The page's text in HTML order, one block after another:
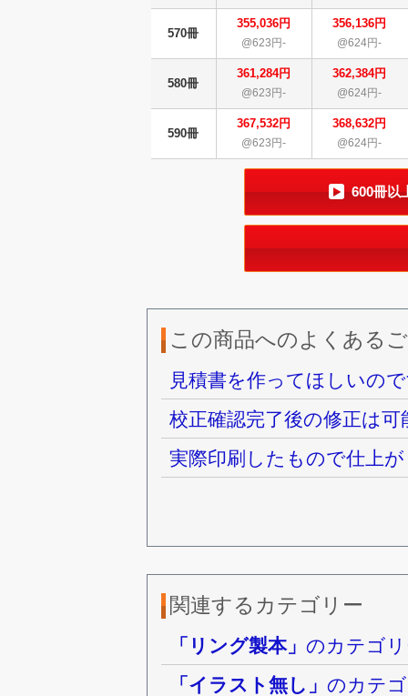
570冊
355,036円
@623円-
356,136円
@624円-
580冊
361,284円
@623円-
362,384円
@624円-
590冊
367,532円
@623円-
368,632円
@624円-
600冊以
この商品へのよくある
見積書を作ってほしいの
校正確認完了後の修正は
実際印刷したもので仕上
関連するカテゴリー
「リング製本」のカテゴ
「イラスト無し」のカテ